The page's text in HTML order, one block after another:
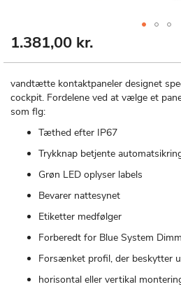
1.381,00 kr.
vandtætte kontaktpaneler designet
cockpit. Fordelene ved at vælge et
som flg:
Tæthed efter IP67
Trykknap betjente
Grøn LED oplyser labels
Bevarer nattesynet
Etiketter medfølger
Forberedt for Blue System
Forsænket profil, der beskytter
horisontal eller vertikal
Gå
af
billedgalleriet